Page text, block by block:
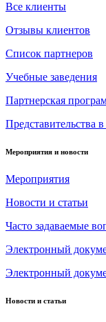
Все клиенты
Отзывы клиентов
Список партнеров
Учебные заведения
Партнерская
Представительства
Мероприятия и новости
Мероприятия
Новости и статьи
Часто задаваемые
Электронный
Электронный
Новости и статьи